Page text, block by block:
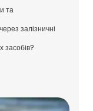
та
залізничні
засобів?